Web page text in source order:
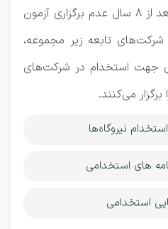
وزارت نیرو و شرکت توانیر بعد از ۸ سال عدم برگزاری آزمون
تابعه زیر مجموعه،
جهت استخدام در شرکت‌های
می‌کنند.
نیروگاه‌ها
های استخدامی
استخدامی